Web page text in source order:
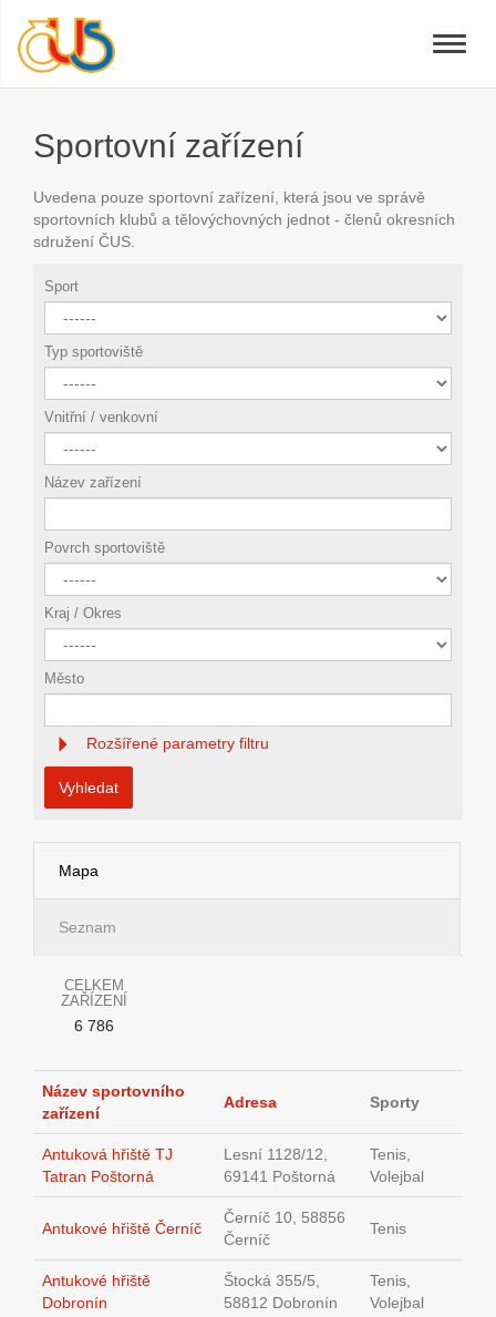
Toggle
Sportovní zařízení
Uvedena pouze sportovní zařízení, která jsou ve správě
sportovních klubů a tělovýchovných jednot - členů okresních
sdružení ČUS.
Sport
Typ sportoviště
Vnitřní / venkovní
Název zařízení
Povrch sportoviště
Kraj / Okres
Město
Rozšířené parametry filtru
Vyhledat
Mapa
Seznam
CELKEM
ZAŘÍZENÍ
6 786
Název sportovního
zařízení
Adresa Sporty
Antuková hřiště TJ
Tatran Poštorná
Lesní 1128/12,
69141 Poštorná
Tenis,
Volejbal
Antukové hřiště Černíč
Černíč 10, 58856
Černíč
Tenis
Antukové hřiště
Dobronín
Štocká 355/5,
58812 Dobronín
Tenis,
Volejbal